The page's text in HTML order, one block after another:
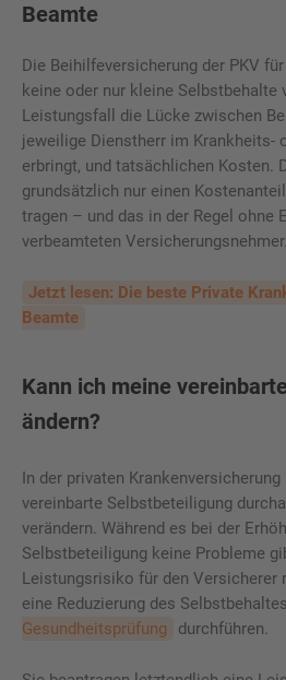
Beamte
Die Beihilfeversicherung der PKV
keine oder nur kleine Selbstbehalte
Leistungsfall die Lücke zwischen
jeweilige Dienstherr im Krankheits-
erbringt, und tatsächlichen Kosten.
grundsätzlich nur einen
tragen – und das in der Regel ohne
verbeamteten Versicherungsnehmer.
Jetzt lesen: Die beste Private
Beamte
Kann ich meine
ändern?
In der privaten
vereinbarte Selbstbeteiligung
verändern. Während es bei der
Selbstbeteiligung keine Probleme
Leistungsrisiko für den Versicherer
eine Reduzierung des
Gesundheitsprüfung
durchführen.